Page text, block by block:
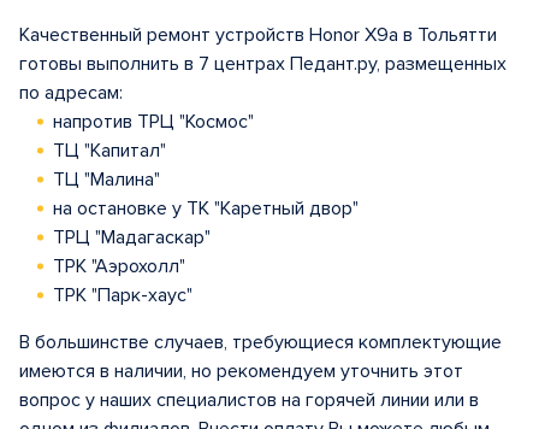
Качественный ремонт устройств Honor X9a в Тольятти
готовы выполнить в 7 центрах Педант.ру, размещенных
по адресам:
напротив ТРЦ "Космос"
ТЦ "Капитал"
ТЦ "Малина"
на остановке у ТК "Каретный двор"
ТРЦ "Мадагаскар"
ТРК "Аэрохолл"
ТРК "Парк-хаус"
В большинстве случаев, требующиеся комплектующие
имеются в наличии, но рекомендуем уточнить этот
вопрос у наших специалистов на горячей линии или в